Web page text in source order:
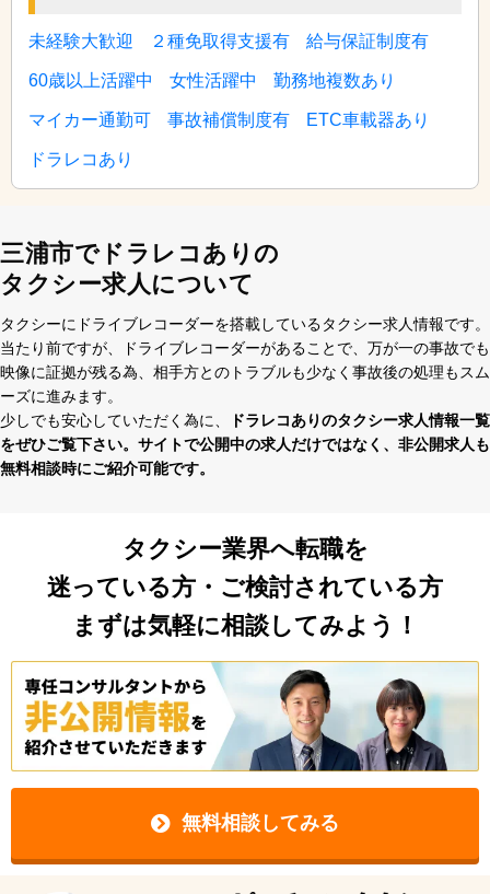
未経験大歓迎 ２種免取得支援有 給与保証制度有
60歳以上活躍中 女性活躍中 勤務地複数あり
マイカー通勤可 事故補償制度有 ETC車載器あり
ドラレコあり
三浦市でドラレコありの
タクシー求人について
タクシーにドライブレコーダーを搭載しているタクシー求⼈情報です。
当たり前ですが、ドライブレコーダーがあることで、万が⼀の事故でも
映像に証拠が残る為、相⼿⽅とのトラブルも少なく事故後の処理もスム
ーズに進みます。
少しでも安⼼していただく為に、
ドラレコありのタクシー求⼈情報⼀覧
をぜひご覧下さい。サイトで公開中の求⼈だけではなく、⾮公開求⼈も
無料相談時にご紹介可能です。
タクシー業界へ転職を
迷っている方・ご検討されている方
まずは気軽に相談してみよう！
無料相談してみる